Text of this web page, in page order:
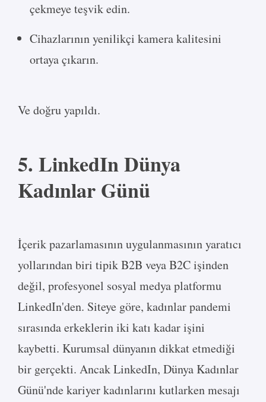
çekmeye teşvik edin.
Cihazlarının yenilikçi kamera kalitesini
ortaya çıkarın.
Ve doğru yapıldı.
5. LinkedIn Dünya
Kadınlar Günü
İçerik pazarlamasının uygulanmasının yaratıcı
yollarından biri tipik B2B veya B2C işinden
değil, profesyonel sosyal medya platformu
LinkedIn'den. Siteye göre, kadınlar pandemi
sırasında erkeklerin iki katı kadar işini
kaybetti. Kurumsal dünyanın dikkat etmediği
bir gerçekti. Ancak LinkedIn, Dünya Kadınlar
Günü'nde kariyer kadınlarını kutlarken mesajı